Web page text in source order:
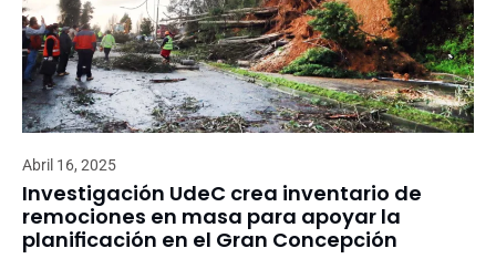
Abril 16, 2025
Investigación UdeC crea inventario de
remociones en masa para apoyar la
planificación en el Gran Concepción